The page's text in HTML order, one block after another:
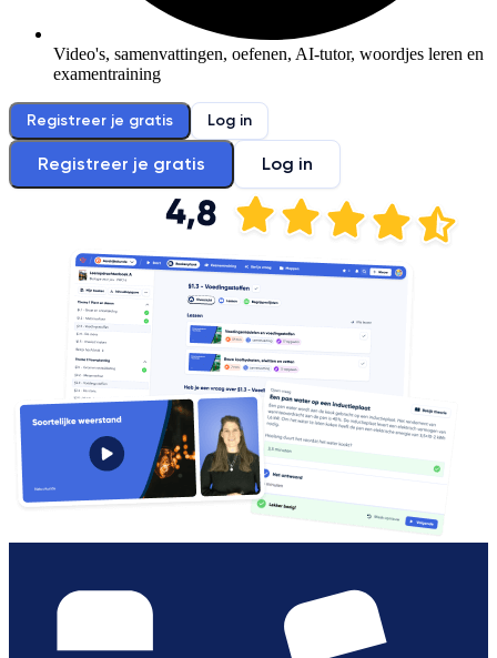
Video's, samenvattingen, oefenen, AI-tutor, woordjes leren en
examentraining
Registreer je gratis Log in
Registreer je gratis Log in